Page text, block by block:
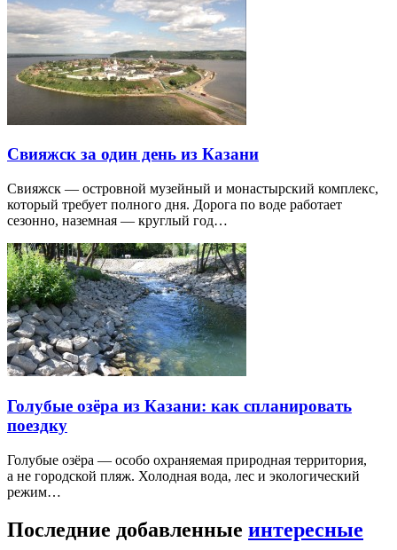
Свияжск за один день из Казани
Свияжск — островной музейный и монастырский комплекс,
который требует полного дня. Дорога по воде работает
сезонно, наземная — круглый год…
Голубые озёра из Казани: как спланировать
поездку
Голубые озёра — особо охраняемая природная территория,
а не городской пляж. Холодная вода, лес и экологический
режим…
Последние добавленные интересные